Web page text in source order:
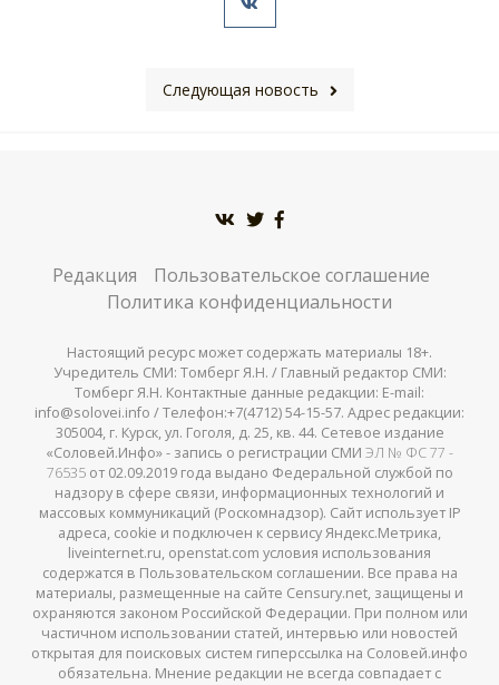
Следующая новость
Редакция
Пользовательское соглашение
Политика конфиденциальности
Настоящий ресурс может содержать материалы 18+.
Учредитель СМИ: Томберг Я.Н. / Главный редактор СМИ:
Томберг Я.Н. Контактные данные редакции: E-mail:
info@solovei.info / Телефон:+7(4712) 54-15-57. Адрес редакции:
305004, г. Курск, ул. Гоголя, д. 25, кв. 44. Сетевое издание
«Соловей.Инфо» - запись о регистрации СМИ ЭЛ № ФС 77 -
76535от 02.09.2019 года выдано Федеральной службой по
надзору в сфере связи, информационных технологий и
массовых коммуникаций (Роскомнадзор). Сайт использует IP
адреса, cookie и подключен к сервису Яндекс.Метрика,
liveinternet.ru, openstat.com условия использования
содержатся в Пользовательском соглашении. Все права на
материалы, размещенные на сайте Censury.net, защищены и
охраняются законом Российской Федерации. При полном или
частичном использовании статей, интервью или новостей
открытая для поисковых систем гиперссылка на Соловей.инфо
обязательна. Мнение редакции не всегда совпадает с